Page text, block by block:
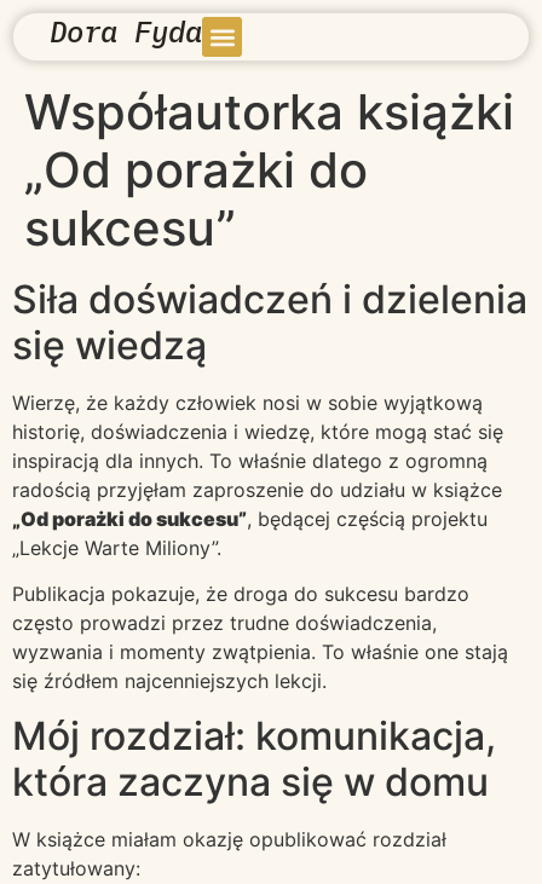
Dora Fyda
Współautorka książki
„Od porażki do
sukcesu”
Siła doświadczeń i dzielenia
się wiedzą
Wierzę, że każdy człowiek nosi w sobie wyjątkową
historię, doświadczenia i wiedzę, które mogą stać się
inspiracją dla innych. To właśnie dlatego z ogromną
radością przyjęłam zaproszenie do udziału w książce
„Od porażki do sukcesu”, będącej częścią projektu
„Lekcje Warte Miliony”.
Publikacja pokazuje, że droga do sukcesu bardzo
często prowadzi przez trudne doświadczenia,
wyzwania i momenty zwątpienia. To właśnie one stają
się źródłem najcenniejszych lekcji.
Mój rozdział: komunikacja,
która zaczyna się w domu
W książce miałam okazję opublikować rozdział
zatytułowany: